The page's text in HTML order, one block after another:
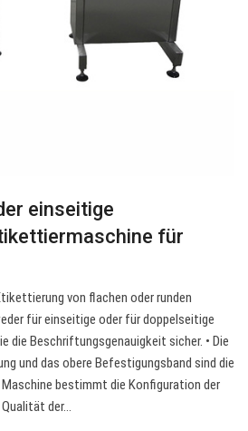
einseitige
für
von flachen oder runden
für einseitige oder für doppelseitige
die Beschriftungsgenauigkeit sicher. • Die
und das obere Befestigungsband sind die
bestimmt die Konfiguration der
der…